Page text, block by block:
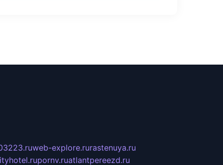
web-explore.rurastenuya.ru
pornv.ruatlantpereezd.ru